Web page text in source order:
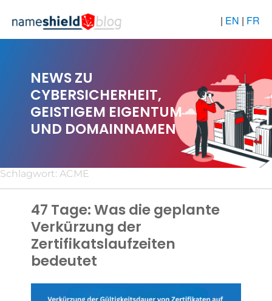
| EN | FR
NEWS ZU
CYBERSICHERHEIT,
GEISTIGEM EIGENTUM
UND DOMAINNAMEN
Schlagwort: ACME
47 Tage: Was die geplante
Verkürzung der
Zertifikatslaufzeiten
bedeutet